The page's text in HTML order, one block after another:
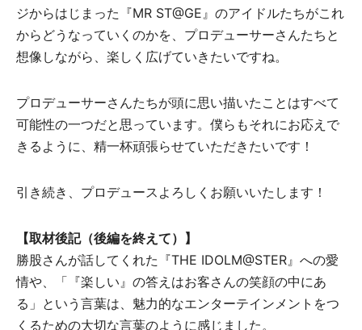
ジからはじまった『MR ST@GE』のアイドルたちがこれ
からどうなっていくのかを、プロデューサーさんたちと
想像しながら、楽しく広げていきたいですね。
プロデューサーさんたちが頭に思い描いたことはすべて
可能性の一つだと思っています。僕らもそれにお応えで
きるように、精一杯頑張らせていただきたいです！
引き続き、プロデュースよろしくお願いいたします！
【取材後記（後編を終えて）】
勝股さんが話してくれた『THE IDOLM@STER』への愛
情や、「『楽しい』の答えはお客さんの笑顔の中にあ
る」という言葉は、魅力的なエンターテインメントをつ
くるための大切な言葉のように感じました。